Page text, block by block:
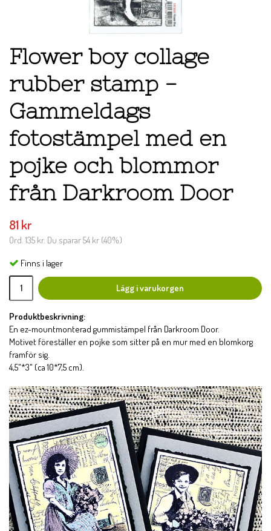
Flower boy collage
rubber stamp -
Gammeldags
fotostämpel med en
pojke och blommor
från Darkroom Door
81 kr
Ord. 135 kr. Du sparar54 kr (40%)
Finns i lager
Lägg i varukorgen
Produktbeskrivning:
En ez-mountmonterad gummistämpel från Darkroom Door.
Motivet föreställer en pojke som sitter på en mur med en blomkorg
framför sig.
4,5"*3" (ca 10*7,5 cm).